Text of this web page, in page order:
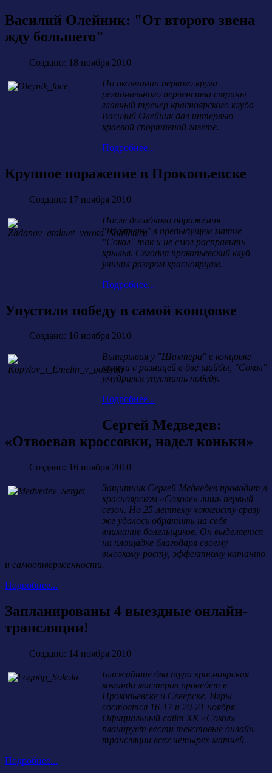
Василий Олейник: "От второго звена
жду большего"
Создано: 18 ноября 2010
По окончании первого круга
регионального первенства страны
главный тренер красноярского клуба
Василий Олейник дал интервью
краевой спортивной газете.
Подробнее...
Крупное поражение в Прокопьевске
Создано: 17 ноября 2010
После досадного поражения
"Шахтеру" в предыдущем матче
"Сокол" так и не смог расправить
крылья. Сегодня прокопьевский клуб
учинил разгром красноярцам.
Подробнее...
Упустили победу в самой концовке
Создано: 16 ноября 2010
Выигрывая у "Шахтера" в концовке
матча с разницей в две шайбы, "Сокол"
умудрился упустить победу.
Подробнее...
Сергей Медведев:
«Отвоевав кроссовки, надел коньки»
Создано: 16 ноября 2010
Защитник Сергей Медведев проводит в
красноярском «Соколе» лишь первый
сезон. Но 25-летнему хоккеисту сразу
же удалось обратить на себя
внимание болельщиков. Он выделяется
на площадке благодаря своему
высокому росту, эффектному катанию
и самоотверженности.
Подробнее...
Запланированы 4 выездные онлайн-
трансляции!
Создано: 14 ноября 2010
Ближайшие два тура красноярская
команда мастеров проведет в
Прокопьевске и Северске. Игры
состоятся 16-17 и 20-21 ноября.
Официальный сайт ХК «Сокол»
планирует вести текстовые онлайн-
трансляции всех четырех матчей.
Подробнее...